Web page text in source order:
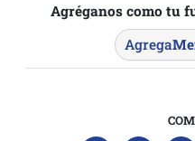
Agréganos como tu
Agrega